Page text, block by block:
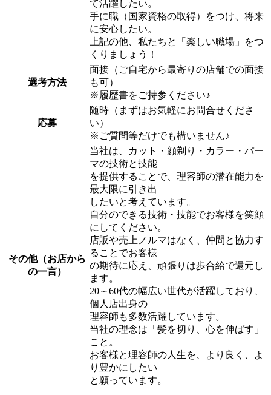
て活躍したい。
手に職（国家資格の取得）をつけ、将来
に安心したい。
上記の他、私たちと「楽しい職場」をつ
くりましょう！
選考方法
面接（ご自宅から最寄りの店舗での面接
も可）
※履歴書をご持参ください♪
応募
随時（まずはお気軽にお問合せくださ
い）
※ご質問等だけでも構いません♪
その他（お店から
の一言）
当社は、カット・顔剃り・カラー・パー
マの技術と技能
を提供することで、理容師の潜在能力を
最大限に引き出
したいと考えています。
自分のできる技術・技能でお客様を笑顔
にしてください。
店販や売上ノルマはなく、仲間と協力す
ることでお客様
の期待に応え、頑張りは歩合給で還元し
ます。
20～60代の幅広い世代が活躍しており、
個人店出身の
理容師も多数活躍しています。
当社の理念は「髪を切り、心を伸ばす」
こと。
お客様と理容師の人生を、より良く、よ
り豊かにしたい
と願っています。